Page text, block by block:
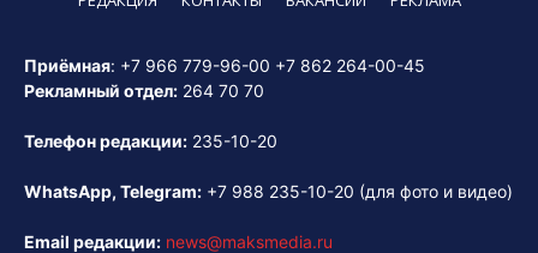
Приёмная: +7 966 779-96-00 +7 862 264-00-45
Рекламный отдел: 264 70 70
Телефон редакции: 235-10-20
WhatsApp, Telegram: +7 988 235-10-20 (для фото и видео)
Email редакции: news@maksmedia.ru